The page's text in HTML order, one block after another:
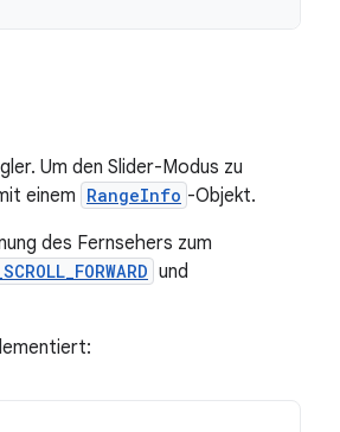
Um den Slider-Modus zu
einem RangeInfo -Objekt.
des Fernsehers zum
und